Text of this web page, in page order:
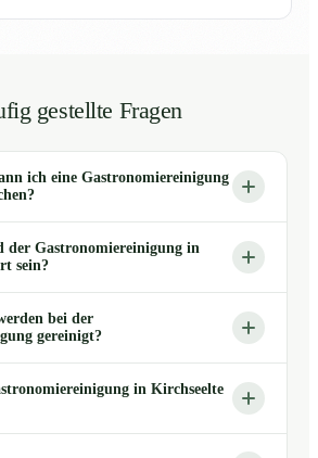
gestellte Fragen
ich eine Gastronomiereinigung
der Gastronomiereinigung in
sein?
bei der
gereinigt?
in Kirchseelte